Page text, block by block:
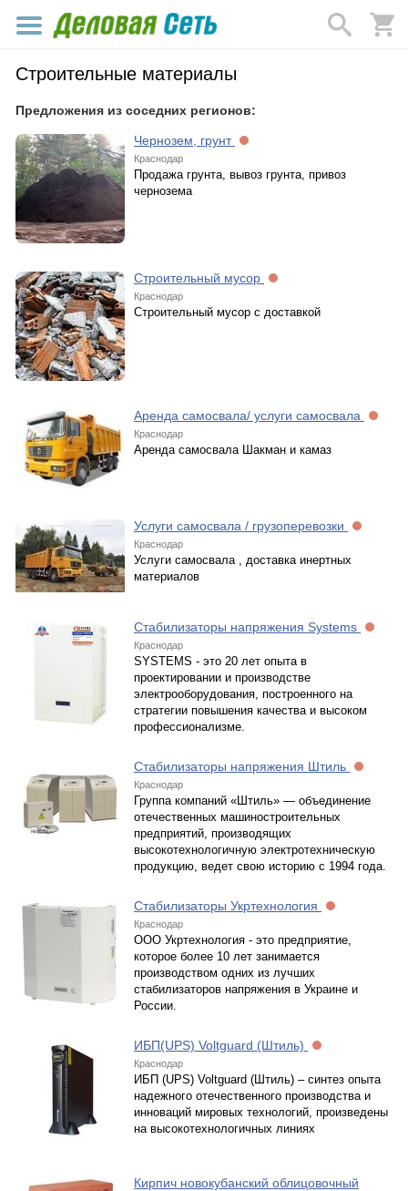
Строительные материалы
Предложения из соседних регионов:
Чернозем, грунт
Краснодар
Продажа грунта, вывоз грунта, привоз
чернозема
Строительный мусор
Краснодар
Строительный мусор с доставкой
Аренда самосвала/ услуги самосвала
Краснодар
Аренда самосвала Шакман и камаз
Услуги самосвала / грузоперевозки
Краснодар
Услуги самосвала , доставка инертных
материалов
Стабилизаторы напряжения Systems
Краснодар
SYSTEMS - это 20 лет опыта в
проектировании и производстве
электрооборудования, построенного на
стратегии повышения качества и высоком
профессионализме.
Стабилизаторы напряжения Штиль
Краснодар
Группа компаний «Штиль» — объединение
отечественных машиностроительных
предприятий, производящих
высокотехнологичную электротехническую
продукцию, ведет свою историю с 1994 года.
Стабилизаторы Укртехнология
Краснодар
ООО Укртехнология - это предприятие,
которое более 10 лет занимается
производством одних из лучших
стабилизаторов напряжения в Украине и
России.
ИБП(UPS) Voltguard (Штиль)
Краснодар
ИБП (UPS) Voltguard (Штиль) – синтез опыта
надежного отечественного производства и
инноваций мировых технологий, произведены
на высокотехнологичных линиях
Кирпич новокубанский облицовочный